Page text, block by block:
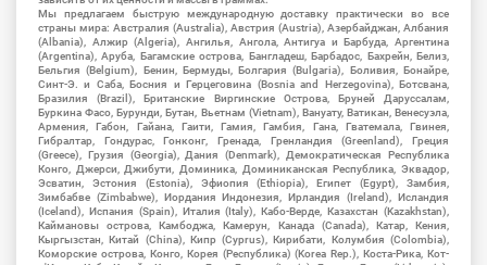
Мы предлагаем быструю международную доставку практически во все
страны мира: Австралия (Australia), Австрия (Austria), Азербайджан, Албания
(Albania), Алжир (Algeria), Ангилья, Ангола, Антигуа и Барбуда, Аргентина
(Argentina), Аруба, Багамские острова, Бангладеш, Барбадос, Бахрейн, Белиз,
Бельгия (Belgium), Бенин, Бермуды, Болгария (Bulgaria), Боливия, Бонайре,
Синт-Э. и Саба, Босния и Герцеговина (Bosnia and Herzegovina), Ботсвана,
Бразилия (Brazil), Британские Виргинские Острова, Бруней Даруссалам,
Буркина Фасо, Бурунди, Бутан, Вьетнам (Vietnam), Вануату, Ватикан, Венесуэла,
Армения, Габон, Гайана, Гаити, Гамия, Гамбия, Гана, Гватемала, Гвинея,
Гибралтар, Гондурас, Гонконг, Гренада, Гренландия (Greenland), Греция
(Greece), Грузия (Georgia), Дания (Denmark), Демократическая Республика
Конго, Джерси, Джибути, Доминика, Доминиканская Республика, Эквадор,
Эсватин, Эстония (Estonia), Эфиопия (Ethiopia), Египет (Egypt), Замбия,
Зимбабве (Zimbabwe), Иордания Индонезия, Ирландия (Ireland), Исландия
(Iceland), Испания (Spain), Италия (Italy), Кабо-Верде, Казахстан (Kazakhstan),
Каймановы острова, Камбоджа, Камерун, Канада (Canada), Катар, Кения,
Кыргызстан, Китай (China), Кипр (Cyprus), Кирибати, Колумбия (Colombia),
Коморские острова, Конго, Корея (Республика) (Korea Rep.), Коста-Рика, Кот-